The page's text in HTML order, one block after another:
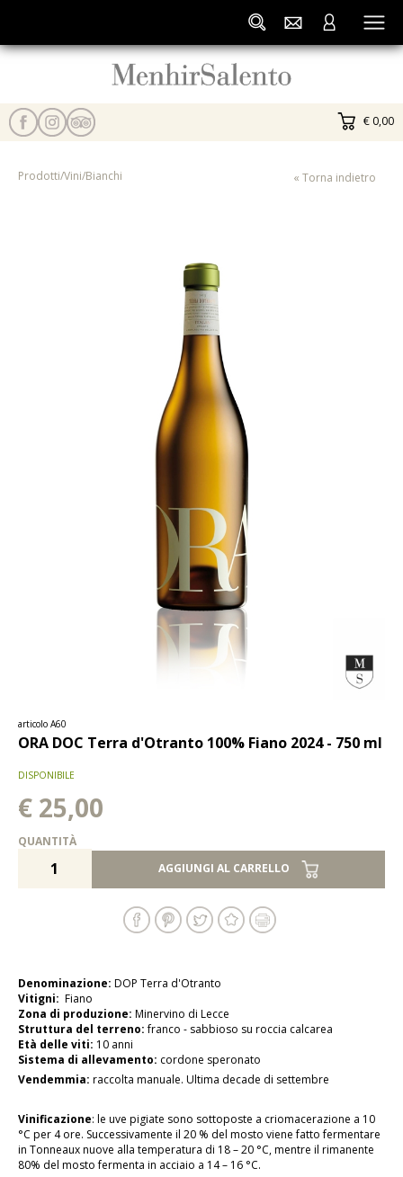
€ 0,00
Prodotti/Vini/Bianchi « Torna indietro
articolo A60
ORA DOC Terra d'Otranto 100% Fiano 2024 - 750 ml
DISPONIBILE
€ 25,00
QUANTITÀ
AGGIUNGI AL CARRELLO
Denominazione: DOP Terra d'Otranto
Vitigni: Fiano
Zona di produzione: Minervino di Lecce
Struttura del terreno:franco - sabbioso su roccia calcarea
Età delle viti: 10 anni
Sistema di allevamento: cordone speronato
Vendemmia: raccolta manuale. Ultima decade di settembre
Vinificazione: le uve pigiate sono sottoposte a criomacerazione a 10
°C per 4 ore. Successivamente il 20 % del mosto viene fatto fermentare
in Tonneaux nuove alla temperatura di 18 – 20 °C, mentre il rimanente
80% del mosto fermenta in acciaio a 14 – 16 °C.